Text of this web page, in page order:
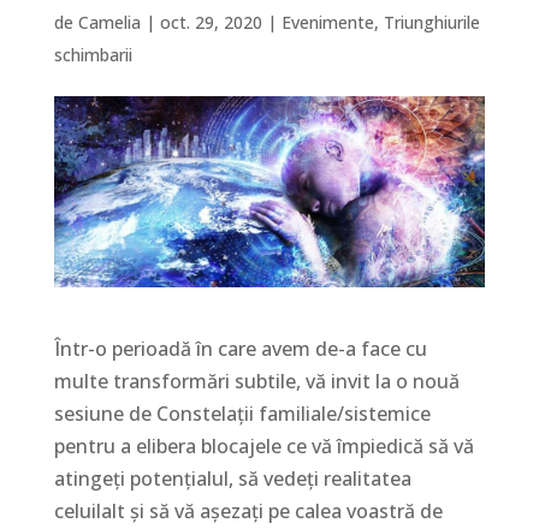
de Camelia | oct. 29, 2020 | Evenimente, Triunghiurile
schimbarii
Într-o perioadă în care avem de-a face cu
multe transformări subtile, vă invit la o nouă
sesiune de Constelații familiale/sistemice
pentru a elibera blocajele ce vă împiedică să vă
atingeți potențialul, să vedeți realitatea
celuilalt și să vă așezați pe calea voastră de